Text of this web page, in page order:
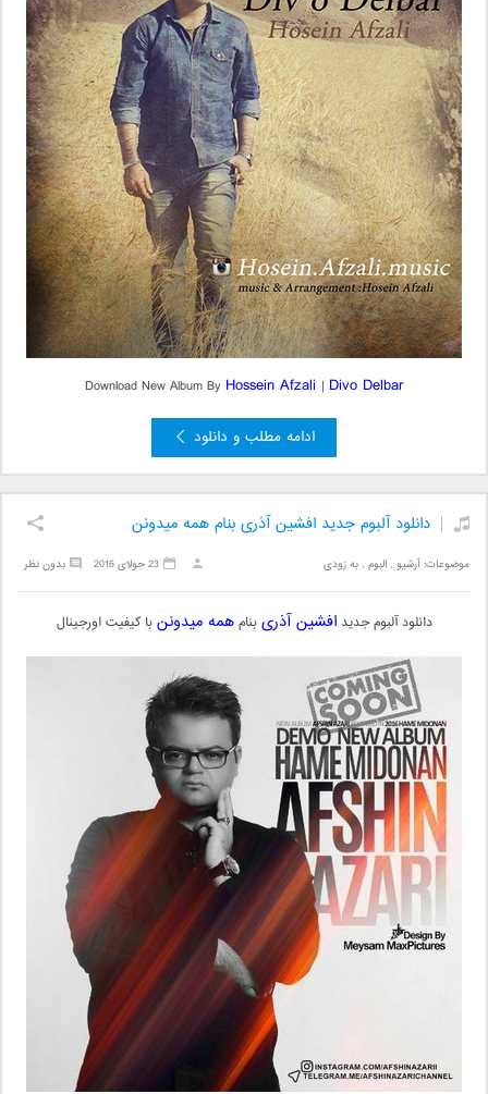
Download New Album By Hossein Afzali | Divo Delbar
ادامه مطلب و دانلود
دانلود آلبوم جدید افشین آذری بنام همه میدونن
موضوعات:آرشیو ,البوم ,به زودی بدون نظر 23 جولای 2016
دانلود آلبوم جدیدافشین آذریبنامهمه میدوننبا کیفیت اورجینال